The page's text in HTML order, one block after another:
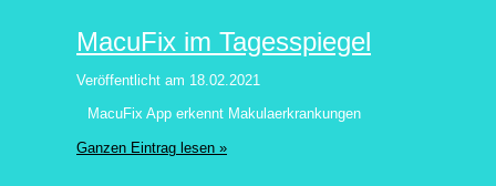
MacuFix im Tagesspiegel
Veröffentlicht am 18.02.2021
MacuFix App erkennt Makulaerkrankungen
Ganzen Eintrag lesen »